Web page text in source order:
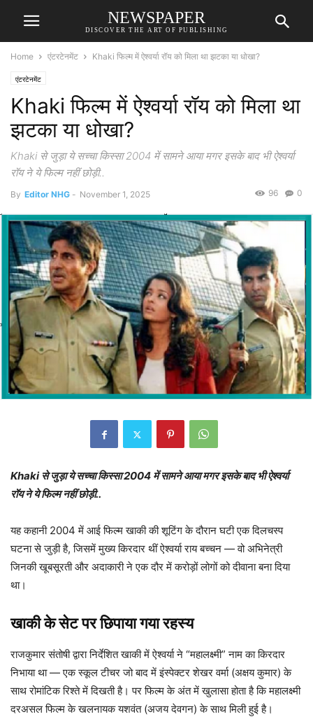
NEWSPAPER
DISCOVER THE ART OF PUBLISHING
Home एंटरटेनमेंट Khaki फिल्म में ऐश्वर्या रॉय को मिला था झटका या धोखा?
एंटरटेनमेंट
Khaki फिल्म में ऐश्वर्या रॉय को मिला था
झटका या धोखा?
Khaki से जुड़ा ये सच्चा किस्सा 2004 में सामने आया मगर इसके बाद भी ऐश्वर्या
रॉय ने ये फिल्म नहीं छोड़ी..
By Editor NHG - November 1, 2025 0
96
Khaki से जुड़ा ये सच्चा किस्सा 2004 में सामने आया मगर इसके बाद भी ऐश्वर्या
रॉय ने ये फिल्म नहीं छोड़ी..
यह कहानी 2004 में आई फिल्म खाकी की शूटिंग के दौरान घटी एक दिलचस्प
घटना से जुड़ी है, जिसमें मुख्य किरदार थीं ऐश्वर्या राय बच्चन — वो अभिनेत्री
जिनकी खूबसूरती और अदाकारी ने एक दौर में करोड़ों लोगों को दीवाना बना दिया
था।
खाकी के सेट पर छिपाया गया रहस्य
राजकुमार संतोषी द्वारा निर्देशित खाकी में ऐश्वर्या ने “महालक्ष्मी” नाम का किरदार
निभाया था — एक स्कूल टीचर जो बाद में इंस्पेक्टर शेखर वर्मा (अक्षय कुमार) के
साथ रोमांटिक रिश्ते में दिखती है। पर फिल्म के अंत में खुलासा होता है कि महालक्ष्मी
दरअसल फिल्म के खलनायक यशवंत (अजय देवगन) के साथ मिली हुई है।